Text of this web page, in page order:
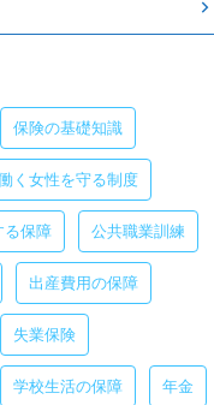
保険の基礎知識
く女性を守る制度
る保障 公共職業訓練
出産費用の保障
失業保険
学校生活の保障 年金